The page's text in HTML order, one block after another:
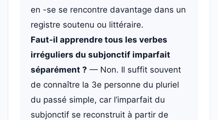
en -se se rencontre davantage dans un
registre soutenu ou littéraire.
Faut-il apprendre tous les verbes
irréguliers du subjonctif imparfait
séparément ? — Non. Il suffit souvent
de connaître la 3e personne du pluriel
du passé simple, car l’imparfait du
subjonctif se reconstruit à partir de